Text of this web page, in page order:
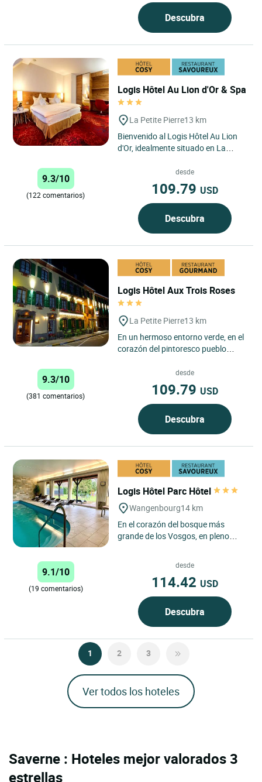
Descubra
Logis Hôtel Au Lion d'Or & Spa
La Petite Pierre13 km
Bienvenido al Logis Hôtel Au Lion
d'Or, idealmente situado en La
Vosgos del Norte en...
9.3/10
(122 comentarios)
desde
109.79 USD
Descubra
Logis Hôtel Aux Trois Roses
La Petite Pierre13 km
En un hermoso entorno verde, en el
corazón del pintoresco pueblo
km de Saverne, Laure...
9.3/10
(381 comentarios)
desde
109.79 USD
Descubra
Logis Hôtel Parc Hôtel
Wangenbourg14 km
En el corazón del bosque más
grande de los Vosgos, en pleno
9.1/10
(19 comentarios)
desde
114.42 USD
Descubra
1 2 3
Ver todos los hoteles
Saverne : Hoteles mejor valorados 3
estrellas